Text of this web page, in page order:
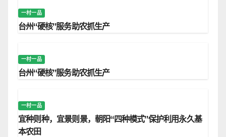
一村一品
台州“硬核”服务助农抓生产
一村一品
台州“硬核”服务助农抓生产
一村一品
宜种则种，宜景则景，朝阳“四种模式”保护利用永久基
本农田